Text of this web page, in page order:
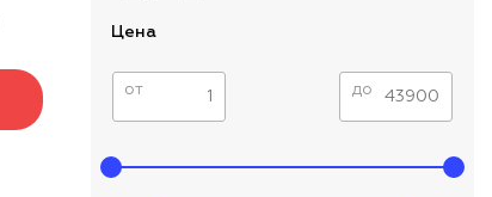
Цена
от до